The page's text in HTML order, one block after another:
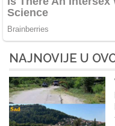
NAJNOVIJE U